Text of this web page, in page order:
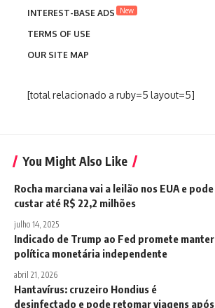
INTEREST-BASE ADS
New
TERMS OF USE
OUR SITE MAP
[total relacionado a ruby=5 layout=5]
You Might Also Like
Rocha marciana vai a leilão nos EUA e pode
custar até R$ 22,2 milhões
julho 14, 2025
Indicado de Trump ao Fed promete manter
política monetária independente
abril 21, 2026
Hantavírus: cruzeiro Hondius é
desinfectado e pode retomar viagens após